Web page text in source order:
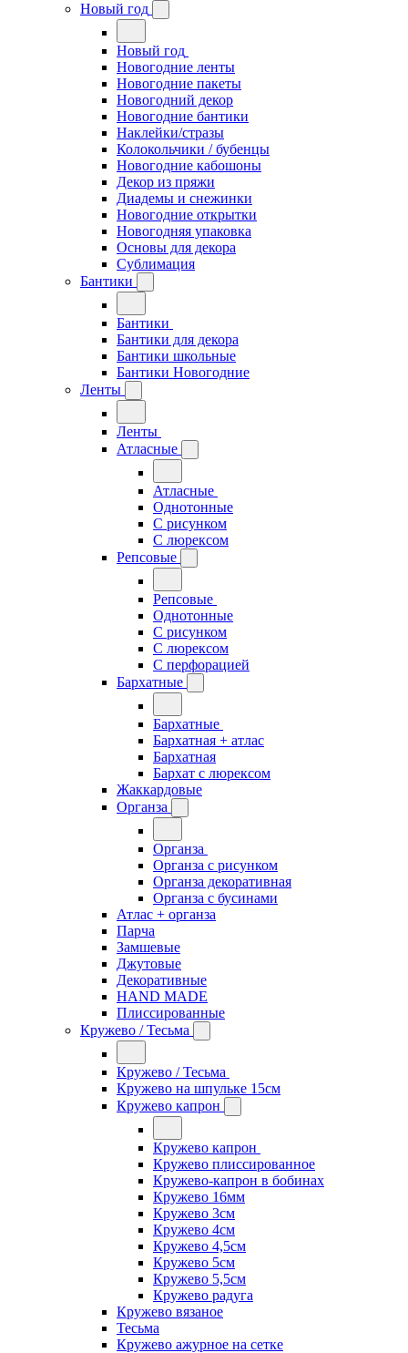
Новый год
Новый год
Новогодние ленты
Новогодние пакеты
Новогодний декор
Новогодние бантики
Наклейки/стразы
Колокольчики / бубенцы
Новогодние кабошоны
Декор из пряжи
Диадемы и снежинки
Новогодние открытки
Новогодняя упаковка
Основы для декора
Сублимация
Бантики
Бантики
Бантики для декора
Бантики школьные
Бантики Новогодние
Ленты
Ленты
Атласные
Атласные
Однотонные
С рисунком
С люрексом
Репсовые
Репсовые
Однотонные
С рисунком
С люрексом
С перфорацией
Бархатные
Бархатные
Бархатная + атлас
Бархатная
Бархат с люрексом
Жаккардовые
Органза
Органза
Органза с рисунком
Органза декоративная
Органза с бусинами
Атлас + органза
Парча
Замшевые
Джутовые
Декоративные
HAND MADE
Плиссированные
Кружево / Тесьма
Кружево / Тесьма
Кружево на шпульке 15см
Кружево капрон
Кружево капрон
Кружево плиссированное
Кружево-капрон в бобинах
Кружево 16мм
Кружево 3см
Кружево 4см
Кружево 4,5см
Кружево 5см
Кружево 5,5см
Кружево радуга
Кружево вязаное
Тесьма
Кружево ажурное на сетке